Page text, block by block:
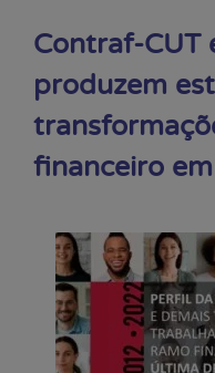
Contraf-CUT
produzem
financeiro